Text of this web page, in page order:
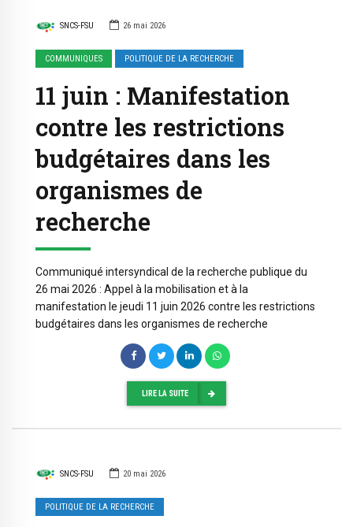
SNCS-FSU 26 mai 2026
COMMUNIQUES POLITIQUE DE LA RECHERCHE
11 juin : Manifestation
contre les restrictions
budgétaires dans les
organismes de
recherche
Communiqué intersyndical de la recherche publique du
26 mai 2026 : Appel à la mobilisation et à la
manifestation le jeudi 11 juin 2026 contre les restrictions
budgétaires dans les organismes de recherche
LIRE LA SUITE
SNCS-FSU 20 mai 2026
POLITIQUE DE LA RECHERCHE